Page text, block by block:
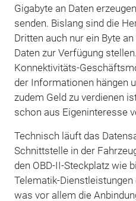
Gigabyte an Daten
senden. Bislang sind die
Dritten auch nur ein Byte
Daten zur Verfügung
Konnektivitäts-
der Informationen hängen
zudem Geld zu verdienen
schon aus Eigeninteresse
Technisch läuft das
Schnittstelle in der
den OBD-II-Steckplatz wie
Telematik-
was vor allem die